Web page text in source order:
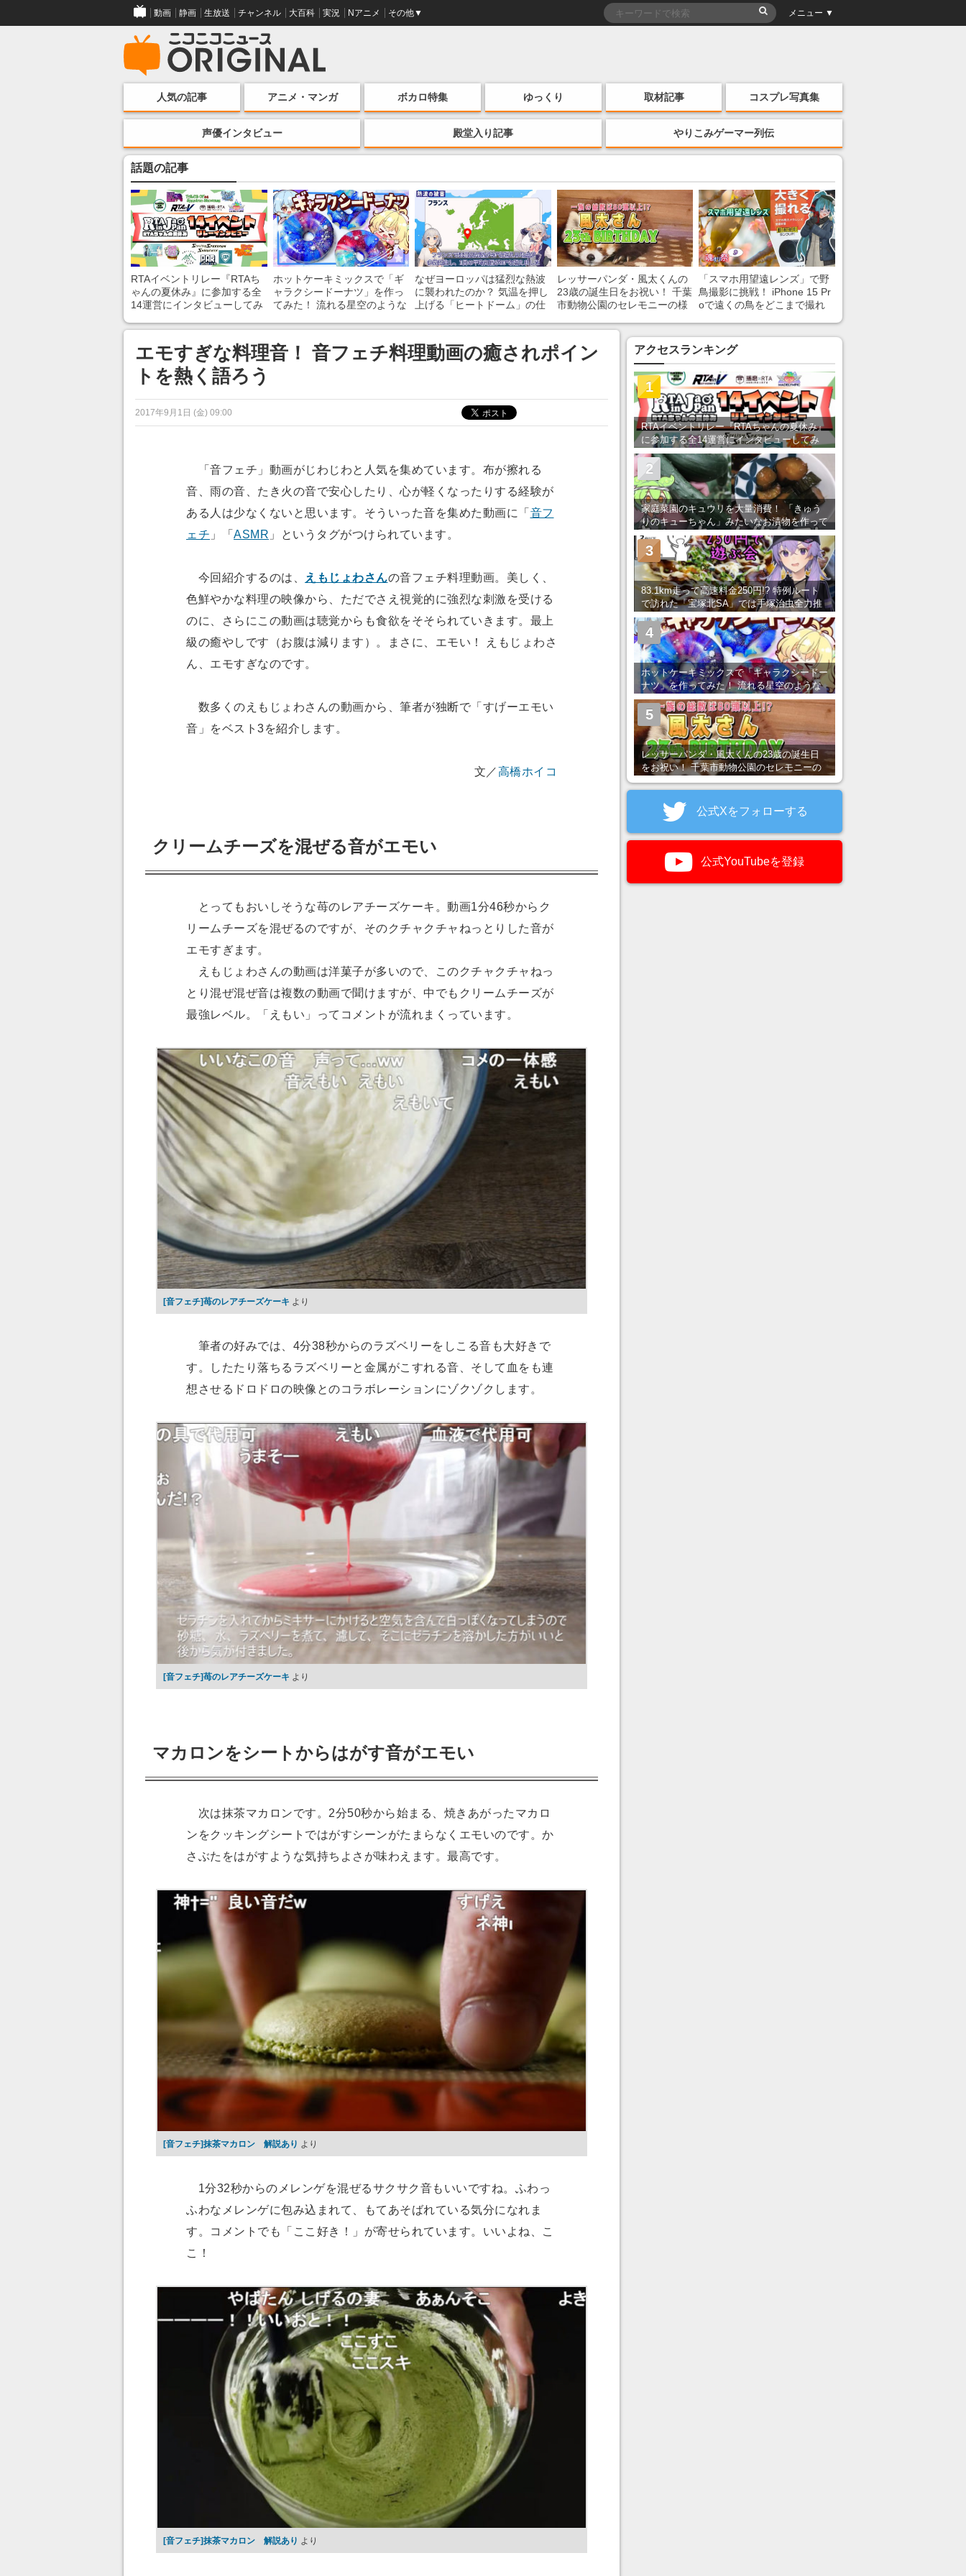
動画 静画 生放送 チャンネル 大百科 実況 Nアニメ その他▼ メニュー ▼
人気の記事 アニメ・マンガ ボカロ特集 ゆっくり 取材記事 コスプレ写真集
声優インタビュー 殿堂入り記事 やりこみゲーマー列伝
話題の記事
RTAイベントリレー『RTAち
ゃんの夏休み』に参加する全
14運営にインタビューしてみ
ンネルの貸し出しを利用し8/9
から1週間にわたって開催
ホットケーキミックスで「ギ
ャラクシードーナツ」を作っ
てみた！ 流れる星空のような
なぜヨーロッパは猛烈な熱波
に襲われたのか？ 気温を押し
上げる「ヒートドーム」の仕
レッサーパンダ・風太くんの
23歳の誕生日をお祝い！ 千葉
市動物公園のセレモニーの様
「スマホ用望遠レンズ」で野
鳥撮影に挑戦！ iPhone 15 Pr
oで遠くの鳥をどこまで撮れ
エモすぎな料理音！ 音フェチ料理動画の癒されポイン
トを熱く語ろう
2017年9月1日 (金) 09:00
「音フェチ」動画がじわじわと人気を集めています。布が擦れる
音、雨の音、たき火の音で安心したり、心が軽くなったりする経験が
ある人は少なくないと思います。そういった音を集めた動画に「 音フ
ェチ 」「 ASMR 」というタグがつけられています。
今回紹介するのは、 えもじょわさんの音フェチ料理動画。美しく、
色鮮やかな料理の映像から、ただでさえ視覚的に強烈な刺激を受ける
のに、さらにこの動画は聴覚からも食欲をそそられていきます。最上
級の癒やしです（お腹は減ります）。まさに、エモい！ えもじょわさ
ん、エモすぎなのです。
数多くのえもじょわさんの動画から、筆者が独断で「すげーエモい
音」をベスト3を紹介します。
文／高橋ホイコ
クリームチーズを混ぜる音がエモい
とってもおいしそうな苺のレアチーズケーキ。動画1分46秒からク
リームチーズを混ぜるのですが、そのクチャクチャねっとりした音が
エモすぎます。
えもじょわさんの動画は洋菓子が多いので、このクチャクチャねっ
とり混ぜ混ぜ音は複数の動画で聞けますが、中でもクリームチーズが
最強レベル。「えもい」ってコメントが流れまくっています。
[音フェチ]苺のレアチーズケーキ より
筆者の好みでは、4分38秒からのラズベリーをしこる音も大好きで
す。したたり落ちるラズベリーと金属がこすれる音、そして血をも連
想させるドロドロの映像とのコラボレーションにゾクゾクします。
[音フェチ]苺のレアチーズケーキ より
マカロンをシートからはがす音がエモい
次は抹茶マカロンです。2分50秒から始まる、焼きあがったマカロ
ンをクッキングシートではがすシーンがたまらなくエモいのです。か
さぶたをはがすような気持ちよさが味わえます。最高です。
[音フェチ]抹茶マカロン 解説あり より
1分32秒からのメレンゲを混ぜるサクサク音もいいですね。ふわっ
ふわなメレンゲに包み込まれて、もてあそばれている気分になれま
す。コメントでも「ここ好き！」が寄せられています。いいよね、こ
こ！
[音フェチ]抹茶マカロン 解説あり より
アクセスランキング
RTAイベントリレー『RTAちゃんの夏休み』
に参加する全14運営にインタビューしてみ
た！ 「RTA in Japan」のチャンネルの貸し
出しを利用し8/9から1週間にわたって開催
1
家庭菜園のキュウリを大量消費！ 「きゅう
りのキューちゃん」みたいなお漬物を作って
みた
2
83.1km走って高速料金250円!? 特例ルート
で訪れた「宝塚北SA」では手塚治虫全力推
し＆関西グルメが楽しめる！
3
ホットケーキミックスで「ギャラクシードー
ナツ」を作ってみた！ 流れる星空のような
レンチン・レシピを紹介
4
レッサーパンダ・風太くんの23歳の誕生日
をお祝い！ 千葉市動物公園のセレモニーの
5
公式Xをフォローする
公式YouTubeを登録